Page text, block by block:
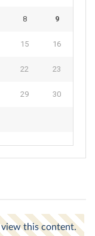
8 9
15 16
22 23
29 30